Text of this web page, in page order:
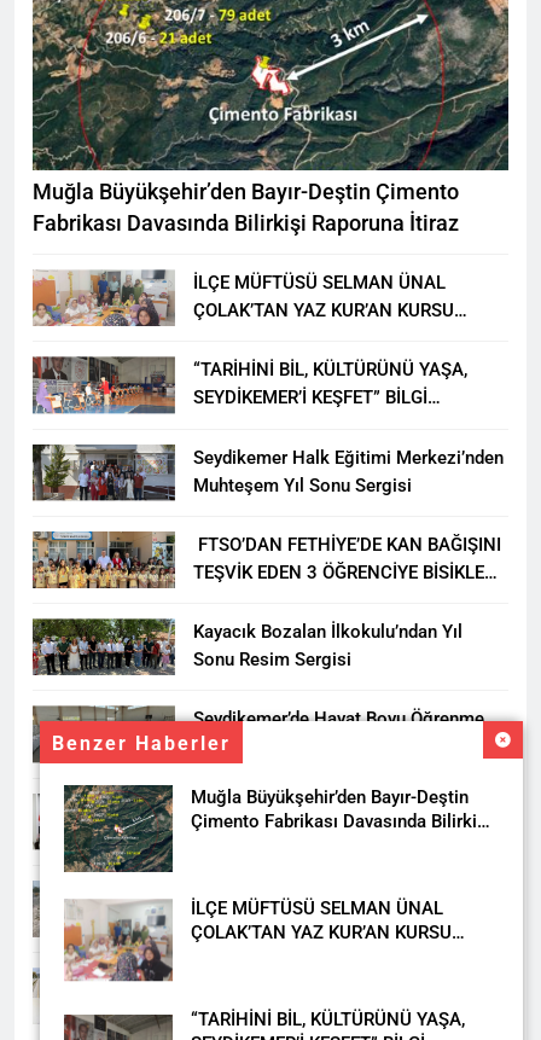
Benzer Haberler
Muğla Büyükşehir’den Bayır-Deştin
Çimento Fabrikası Davasında Bilirkişi
İLÇE MÜFTÜSÜ SELMAN ÜNAL
ÇOLAK’TAN YAZ KUR’AN KURSU
“TARİHİNİ BİL, KÜLTÜRÜNÜ YAŞA,
Muğla Büyükşehir’den Bayır-Deştin Çimento
Fabrikası Davasında Bilirkişi Raporuna İtiraz
İLÇE MÜFTÜSÜ SELMAN ÜNAL
ÇOLAK’TAN YAZ KUR’AN KURSU
“TARİHİNİ BİL, KÜLTÜRÜNÜ YAŞA,
SEYDİKEMER’İ KEŞFET” BİLGİ
Seydikemer Halk Eğitimi Merkezi’nden
Muhteşem Yıl Sonu Sergisi
FTSO’DAN FETHİYE’DE KAN BAĞIŞINI
TEŞVİK EDEN 3 ÖĞRENCİYE BİSİKLET
Kayacık Bozalan İlkokulu’ndan Yıl
Sonu Resim Sergisi
Seydikemer’de Hayat Boyu Öğrenme
Haftası Kadıköy Sergisiyle Başladı
DALAMAN KENT PARK PROJESİ İÇİN
BAŞKAN DURMUŞ’A YETKİ VERİLDİ
Seydikemer’de Akçay Deresi Tepkisi
Büyüyor: “Yetkililer Vatandaşın Sesini
Duysun”
Tutuklama